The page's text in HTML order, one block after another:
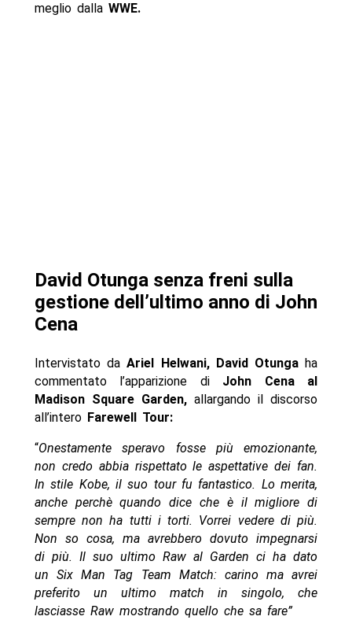
meglio dalla WWE.
David Otunga senza freni sulla
gestione dell’ultimo anno di John
Cena
Intervistato daAriel Helwani, David Otungaha
commentato l’apparizione di John Cena al
Madison Square Garden,allargando il discorso
all’interoFarewell Tour:
“Onestamente speravo fosse più emozionante,
non credo abbia rispettato le aspettative dei fan.
In stile Kobe, il suo tour fu fantastico. Lo merita,
anche perchè quando dice che è il migliore di
sempre non ha tutti i torti. Vorrei vedere di più.
Non so cosa, ma avrebbero dovuto impegnarsi
di più. Il suo ultimo Raw al Garden ci ha dato
un Six Man Tag Team Match: carino ma avrei
preferito un ultimo match in singolo, che
lasciasse Raw mostrando quello che sa fare”